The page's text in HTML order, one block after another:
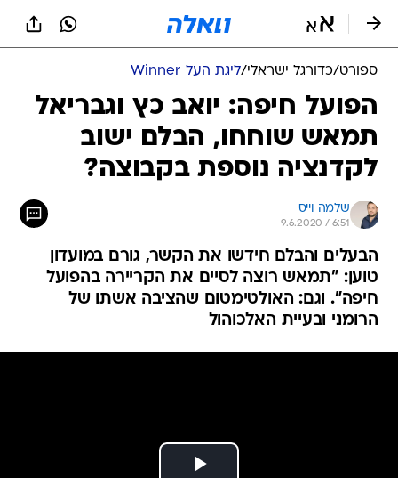
ספורט/כדורגל ישראלי/ליגת העל Winner
הפועל חיפה: יואב כץ וגבריאל
תמאש שוחחו, הבלם ישוב
לקדנציה נוספת בקבוצה?
שלמה וייס
9.6.2020 / 6:51
הבעלים והבלם חידשו את הקשר, גורם במועדון
טוען: "תמאש רוצה לסיים את הקריירה בהפועל
חיפה". וגם: האולטימטום שהציבה אשתו של
הרומני ובעיית האלכוהול